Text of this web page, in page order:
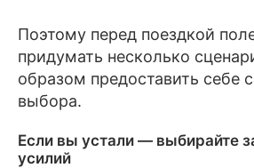
Поэтому перед поездкой
придумать несколько
образом предоставить себе
выбора.
Если вы устали — выбирайте
усилий